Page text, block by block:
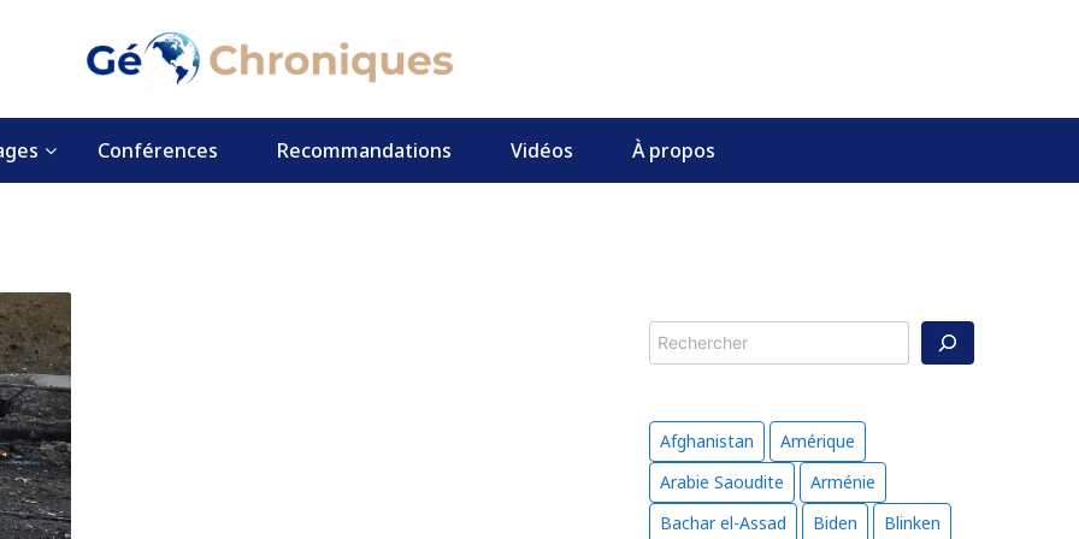
Conférences Recommandations Vidéos À propos
Rechercher
Afghanistan
Amérique
Arabie Saoudite
Arménie
Bachar el-Assad
Biden
Blinken